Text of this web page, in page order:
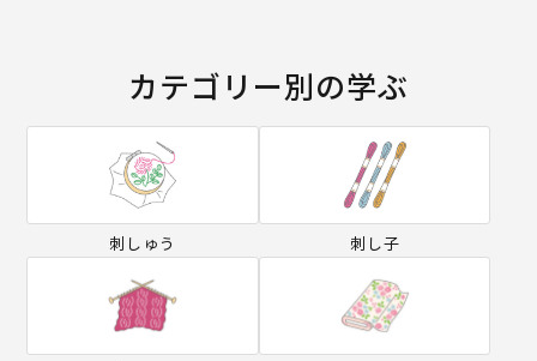
カテゴリー別の学ぶ
刺しゅう 刺し子